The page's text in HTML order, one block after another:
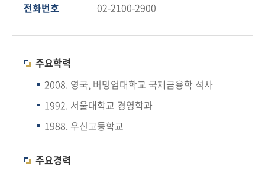
전화번호
02-2100-2900
주요학력
2008. 영국, 버밍엄대학교 국제금융학 석사
1992. 서울대학교 경영학과
1988. 우신고등학교
주요경력